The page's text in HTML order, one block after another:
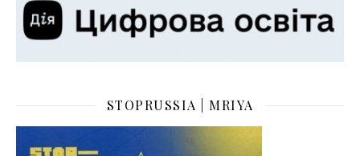
STOPRUSSIA | MRIYA